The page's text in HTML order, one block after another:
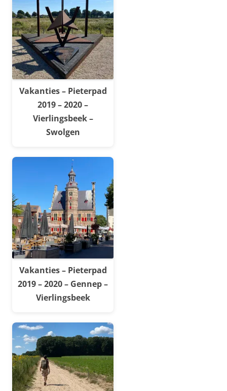
Vakanties – Pieterpad
2019 – 2020 –
Vierlingsbeek –
Swolgen
Vakanties – Pieterpad
2019 – 2020 – Gennep –
Vierlingsbeek